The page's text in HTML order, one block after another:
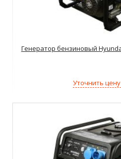
Генератор бензиновый Hyundai
Уточнить цену